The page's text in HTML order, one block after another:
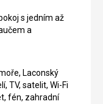
s jedním až
a
Laconský
TV, satelit, Wi-Fi
fén, zahradní